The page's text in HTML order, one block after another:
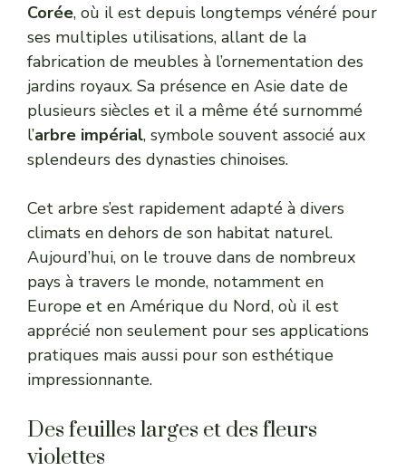
Corée, où il est depuis longtemps vénéré pour
ses multiples utilisations, allant de la
fabrication de meubles à l’ornementation des
jardins royaux. Sa présence en Asie date de
plusieurs siècles et il a même été surnommé
l’arbre impérial, symbole souvent associé aux
splendeurs des dynasties chinoises.
Cet arbre s’est rapidement adapté à divers
climats en dehors de son habitat naturel.
Aujourd’hui, on le trouve dans de nombreux
pays à travers le monde, notamment en
Europe et en Amérique du Nord, où il est
apprécié non seulement pour ses applications
pratiques mais aussi pour son esthétique
impressionnante.
Des feuilles larges et des fleurs
violettes